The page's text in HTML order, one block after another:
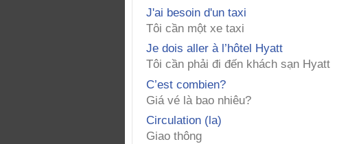
J'ai besoin d'un taxi
Tôi cần một xe taxi
Je dois aller à l’hôtel Hyatt
Tôi cần phải đi đến khách sạn Hyatt
C’est combien?
Giá vé là bao nhiêu?
Circulation (la)
Giao thông